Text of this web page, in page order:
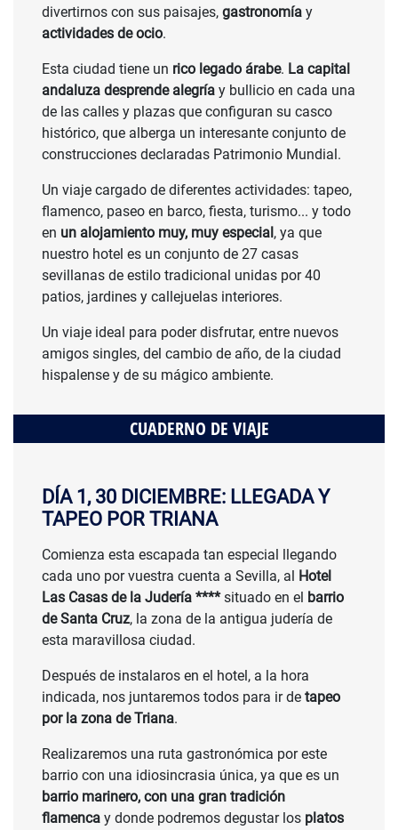
divertirnos con sus paisajes, gastronomía y
actividades de ocio.
Esta ciudad tiene un rico legado árabe. La capital
andaluza desprende alegría y bullicio en cada una
de las calles y plazas que configuran su casco
histórico, que alberga un interesante conjunto de
construcciones declaradas Patrimonio Mundial.
Un viaje cargado de diferentes actividades: tapeo,
flamenco, paseo en barco, fiesta, turismo... y todo
en un alojamiento muy, muy especial, ya que
nuestro hotel es un conjunto de 27 casas
sevillanas de estilo tradicional unidas por 40
patios, jardines y callejuelas interiores.
Un viaje ideal para poder disfrutar, entre nuevos
amigos singles, del cambio de año, de la ciudad
hispalense y de su mágico ambiente.
CUADERNO DE VIAJE
DÍA 1, 30 DICIEMBRE: LLEGADA Y
TAPEO POR TRIANA
Comienza esta escapada tan especial llegando
cada uno por vuestra cuenta a Sevilla, al Hotel
Las Casas de la Judería ****situado en el barrio
de Santa Cruz, la zona de la antigua judería de
esta maravillosa ciudad.
Después de instalaros en el hotel, a la hora
indicada, nos juntaremos todos para ir de tapeo
por la zona de Triana.
Realizaremos una ruta gastronómica por este
barrio con una idiosincrasia única, ya que es un
barrio marinero, con una gran tradición
flamenca y donde podremos degustar los platos